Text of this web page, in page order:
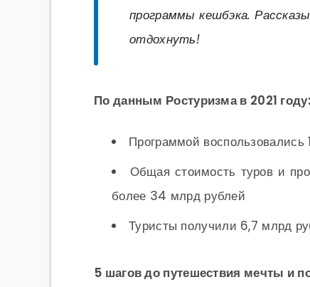
программы кешбэка.
отдохнуть!
По данным Ростуризма в 2021 году:
Программой воспользовались
Общая стоимость туров и
более 34 млрд рублей
Туристы получили 6,7 млрд
5 шагов до путешествия мечты и